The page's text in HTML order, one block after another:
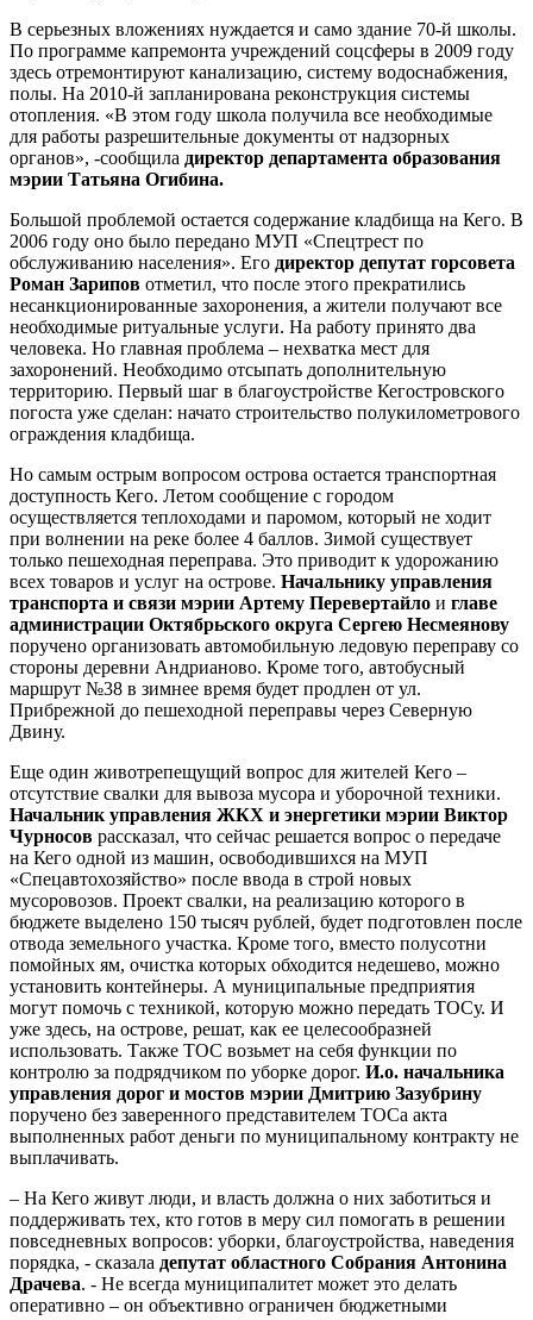
В серьезных вложениях нуждается и само здание 70-й школы.
По программе капремонта учреждений соцсферы в 2009 году
здесь отремонтируют канализацию, систему водоснабжения,
полы. На 2010-й запланирована реконструкция системы
отопления. «В этом году школа получила все необходимые
для работы разрешительные документы от надзорных
органов», -сообщила директор департамента образования
мэрии Татьяна Огибина.
Большой проблемой остается содержание кладбища на Кего. В
2006 году оно было передано МУП «Спецтрест по
обслуживанию населения». Его директор депутат горсовета
Роман Зарипов отметил, что после этого прекратились
несанкционированные захоронения, а жители получают все
необходимые ритуальные услуги. На работу принято два
человека. Но главная проблема – нехватка мест для
захоронений. Необходимо отсыпать дополнительную
территорию. Первый шаг в благоустройстве Кегостровского
погоста уже сделан: начато строительство полукилометрового
ограждения кладбища.
Но самым острым вопросом острова остается транспортная
доступность Кего. Летом сообщение с городом
осуществляется теплоходами и паромом, который не ходит
при волнении на реке более 4 баллов. Зимой существует
только пешеходная переправа. Это приводит к удорожанию
всех товаров и услуг на острове. Начальнику управления
транспорта и связи мэрии Артему Перевертайло и главе
администрации Октябрьского округа Сергею Несмеянову
поручено организовать автомобильную ледовую переправу со
стороны деревни Андрианово. Кроме того, автобусный
маршрут №38 в зимнее время будет продлен от ул.
Прибрежной до пешеходной переправы через Северную
Двину.
Еще один животрепещущий вопрос для жителей Кего –
отсутствие свалки для вывоза мусора и уборочной техники.
Начальник управления ЖКХ и энергетики мэрии Виктор
Чурносов рассказал, что сейчас решается вопрос о передаче
на Кего одной из машин, освободившихся на МУП
«Спецавтохозяйство» после ввода в строй новых
мусоровозов. Проект свалки, на реализацию которого в
бюджете выделено 150 тысяч рублей, будет подготовлен после
отвода земельного участка. Кроме того, вместо полусотни
помойных ям, очистка которых обходится недешево, можно
установить контейнеры. А муниципальные предприятия
могут помочь с техникой, которую можно передать ТОСу. И
уже здесь, на острове, решат, как ее целесообразней
использовать. Также ТОС возьмет на себя функции по
контролю за подрядчиком по уборке дорог. И.о. начальника
управления дорог и мостов мэрии Дмитрию Зазубрину
поручено без заверенного представителем ТОСа акта
выполненных работ деньги по муниципальному контракту не
выплачивать.
– На Кего живут люди, и власть должна о них заботиться и
поддерживать тех, кто готов в меру сил помогать в решении
повседневных вопросов: уборки, благоустройства, наведения
порядка, - сказала депутат областного Собрания Антонина
Драчева. - Не всегда муниципалитет может это делать
оперативно – он объективно ограничен бюджетными